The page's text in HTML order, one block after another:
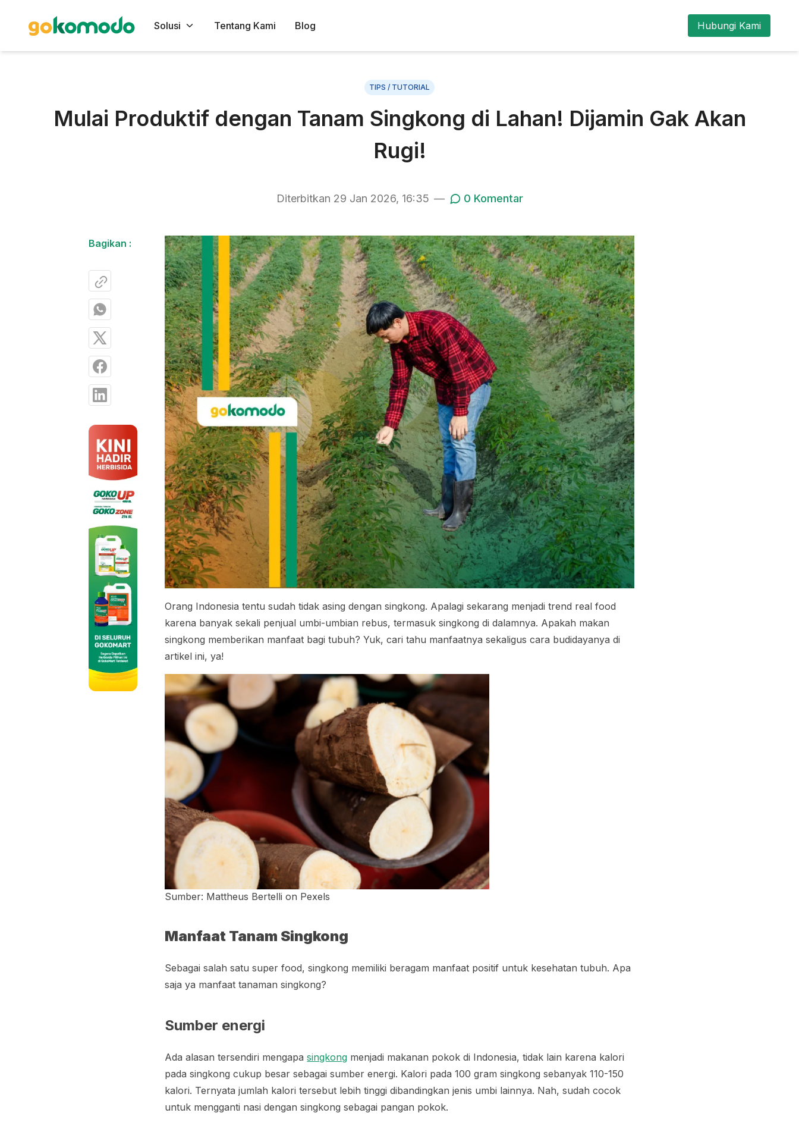
Solusi Tentang Kami Blog Hubungi Kami
TIPS / TUTORIAL
Mulai Produktif dengan Tanam Singkong di Lahan! Dijamin Gak Akan
Rugi!
Diterbitkan 29 Jan 2026, 16:35 — 0 Komentar
Bagikan :
Orang Indonesia tentu sudah tidak asing dengan singkong. Apalagi sekarang menjaditrend real food
karena banyak sekali penjual umbi-umbian rebus, termasuk singkong di dalamnya. Apakah makan
singkong memberikan manfaat bagi tubuh? Yuk, cari tahu manfaatnya sekaligus cara budidayanya di
artikel ini, ya!
Sumber: Mattheus Bertelli on Pexels
Manfaat Tanam Singkong
Sebagai salah satusuper food, singkong memiliki beragam manfaat positif untuk kesehatan tubuh. Apa
saja ya manfaat tanaman singkong?
Sumber energi
Ada alasan tersendiri mengapasingkong menjadi makanan pokok di Indonesia, tidak lain karena kalori
pada singkong cukup besar sebagai sumber energi. Kalori pada 100 gram singkong sebanyak 110-150
kalori. Ternyata jumlah kalori tersebut lebih tinggi dibandingkan jenis umbi lainnya. Nah, sudah cocok
untuk mengganti nasi dengan singkong sebagai pangan pokok.